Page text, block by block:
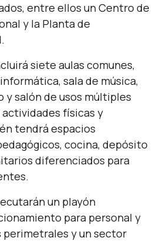
entre ellos un Centro de
y la Planta de
siete aulas comunes,
sala de música,
salón de usos múltiples
físicas y
tendrá espacios
cocina, depósito
diferenciados para
un playón
para personal y
y un sector